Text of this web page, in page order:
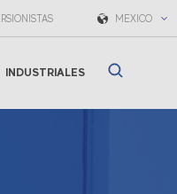
MEXICO
INDUSTRIALES